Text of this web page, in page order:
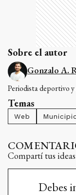
Sobre el autor
Gonzalo A.
Periodista deportivo
Temas
Web
Compartí tus
Debes